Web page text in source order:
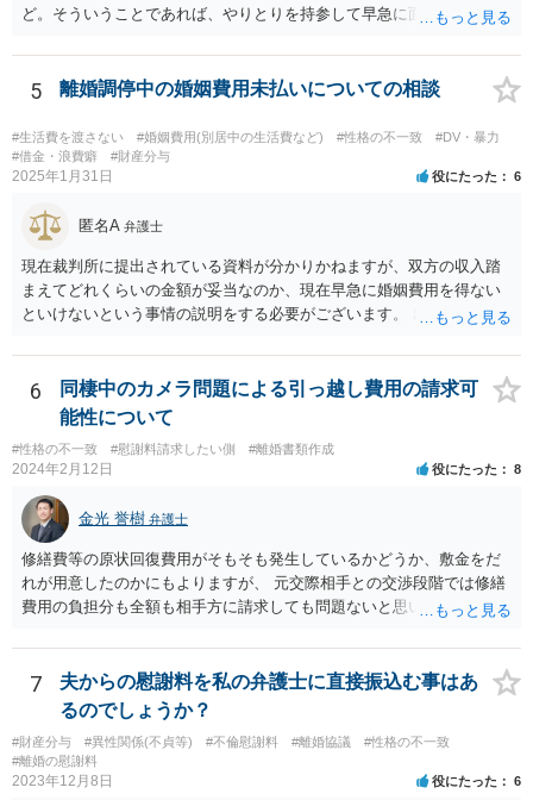
ど。そういうことであれば、やりとりを持参して早急に面談相談に行
5 離婚調停中の婚姻費用未払いについての相談
#生活費を渡さない #婚姻費用(別居中の生活費など) #性格の不一致
#DV・暴力
#借金・浪費癖
#財産分与
2025年1月31日 役にたった 6
匿名A 弁護士
現在裁判所に提出されている資料が分かりかねますが、双方の収入踏
まえてどれくらいの金額が妥当なのか、現在早急に婚姻費用を得ない
といけないという事情の説明をする必要がございます。 出来なくはな
収入にもよりますが、弁護士費用を拠出することが困難でも法テラス
の利用等もございますので全体的な方針の相談をされることをおすす
めします。
6
同棲中のカメラ問題による引っ越し費用の請求可
能性について
#性格の不一致 #慰謝料請求したい側 #離婚書類作成
2024年2月12日 役にたった 8
金光 誉樹 弁護士
修繕費等の原状回復費用がそもそも発生しているかどうか、敷金をだ
れが用意したのかにもよりますが、 元交際相手との交渉段階では修繕
費用の負担分も全額も相手方に請求しても問題ないと思います。 少な
用は相手方がその危険を引き受けたと捉えることもできます。修繕費
用が争われる場合も、最低でも折半で対応するのが公平と考えます。
7
夫からの慰謝料を私の弁護士に直接振込む事はあ
るのでしょうか？
#財産分与 #異性関係(不貞等) #不倫慰謝料 #離婚協議
#性格の不一致
#離婚の慰謝料
2023年12月8日 役にたった 6